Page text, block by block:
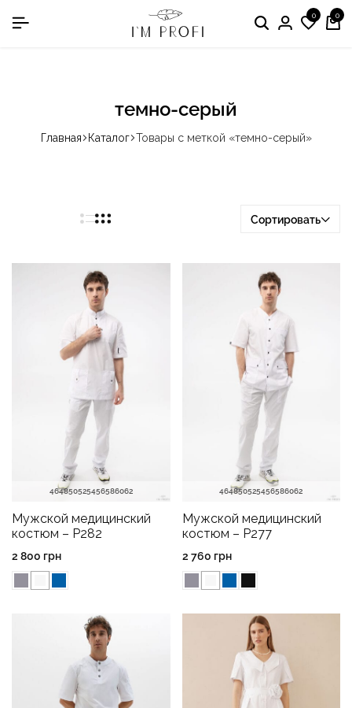
в номинации «Производитель медодежды»
Поиск
Вход
0 0
темно-серый
Главная Каталог Товары с меткой «темно-серый»
Сортировать
464850525456586062
Мужской медицинский
костюм – P282
2 800 грн
464850525456586062
Мужской медицинский
костюм – P277
2 760 грн